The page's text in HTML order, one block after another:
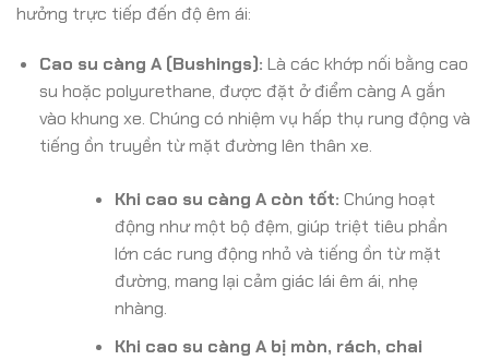
hưởng trực tiếp đến độ êm ái:
Cao su càng A (Bushings): Là các khớp nối bằng cao
su hoặc polyurethane, được đặt ở điểm càng A gắn
vào khung xe. Chúng có nhiệm vụ hấp thụ rung động và
tiếng ồn truyền từ mặt đường lên thân xe.
Khi cao su càng A còn tốt: Chúng hoạt
động như một bộ đệm, giúp triệt tiêu phần
lớn các rung động nhỏ và tiếng ồn từ mặt
đường, mang lại cảm giác lái êm ái, nhẹ
nhàng.
Khi cao su càng A bị mòn, rách, chai